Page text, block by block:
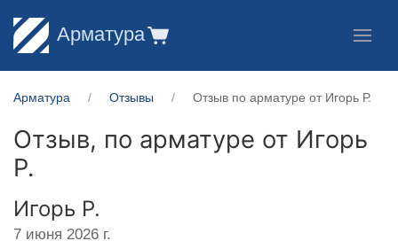
Арматура
Арматура Отзывы Отзыв по арматуре от Игорь Р.
Отзыв, по арматуре от Игорь
Р.
Игорь Р.
7 июня 2026 г.